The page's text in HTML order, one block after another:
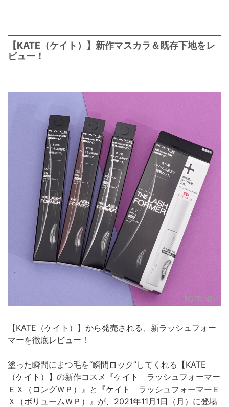
【KATE（ケイト）】新作マスカラ＆既存下地をレ
ビュー！
【KATE（ケイト）】から発売される、新ラッシュフォー
マーを徹底レビュー！
塗った瞬間にまつ毛を“瞬間ロック”してくれる【KATE
（ケイト）】の新作コスメ『ケイト ラッシュフォーマー
ＥＸ（ロングＷＰ）』と『ケイト ラッシュフォーマーＥ
Ｘ（ボリュームＷＰ）』が、2021年11月1日（月）に登場